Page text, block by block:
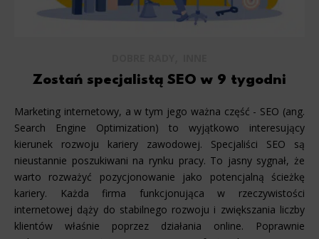
Zostań specjalistą SEO w 9 tygodni
Marketing internetowy, a w tym jego ważna część - SEO (ang.
Search Engine Optimization) to wyjątkowo interesujący
kierunek rozwoju kariery zawodowej. Specjaliści SEO są
nieustannie poszukiwani na rynku pracy. To jasny sygnał, że
warto rozważyć pozycjonowanie jako potencjalną ścieżkę
kariery. Każda firma funkcjonująca w rzeczywistości
internetowej dąży do stabilnego rozwoju i zwiększania liczby
klientów właśnie poprzez działania online. Poprawnie